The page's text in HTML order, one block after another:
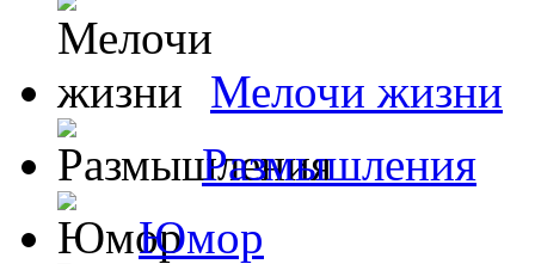
Мелочи жизни
Размышления
Юмор